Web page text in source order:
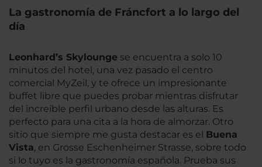
La gastronomía de Fráncfort a lo largo del
día
Leonhard’s Skylounge se encuentra a solo 10
minutos del hotel, una vez pasado el centro
comercial MyZeil, y te ofrece un impresionante
buffet libre que puedes probar mientras disfrutar
del increíble perfil urbano desde las alturas. Es
perfecto para una cita a la hora de almorzar. Otro
sitio que siempre me gusta destacar es el Buena
Vista, en Grosse Eschenheimer Strasse, sobre todo
si lo tuyo es la gastronomía española. Prueba sus